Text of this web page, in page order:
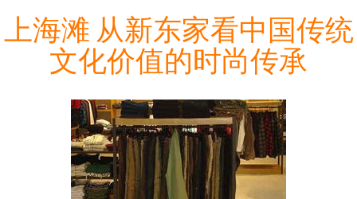
上海滩 从新东家看中国传统
文化价值的时尚传承